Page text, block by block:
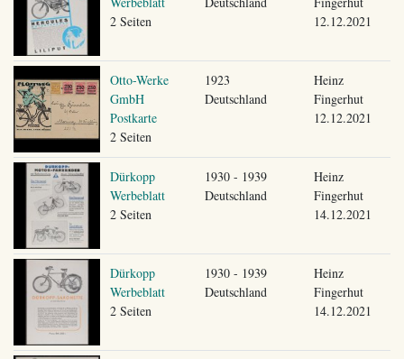
2 Seiten
12.12.2021
Otto-Werke
GmbH
Postkarte
2 Seiten
1923
Deutschland
Heinz
Fingerhut
12.12.2021
Dürkopp
Werbeblatt
2 Seiten
1930 - 1939
Deutschland
Heinz
Fingerhut
14.12.2021
Dürkopp
Werbeblatt
2 Seiten
1930 - 1939
Deutschland
Heinz
Fingerhut
14.12.2021